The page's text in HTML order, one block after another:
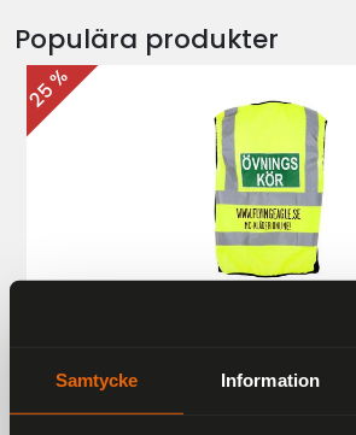
Samtycke Information
Populära produkter
25 %
187 kr
249 kr